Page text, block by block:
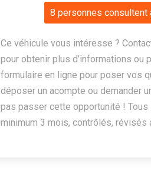
8 personnes
Ce véhicule vous intéresse ?
pour obtenir plus d’informations ou
formulaire en ligne pour poser vos
déposer un acompte ou demander
pas passer cette opportunité !
minimum 3 mois, contrôlés, révisés